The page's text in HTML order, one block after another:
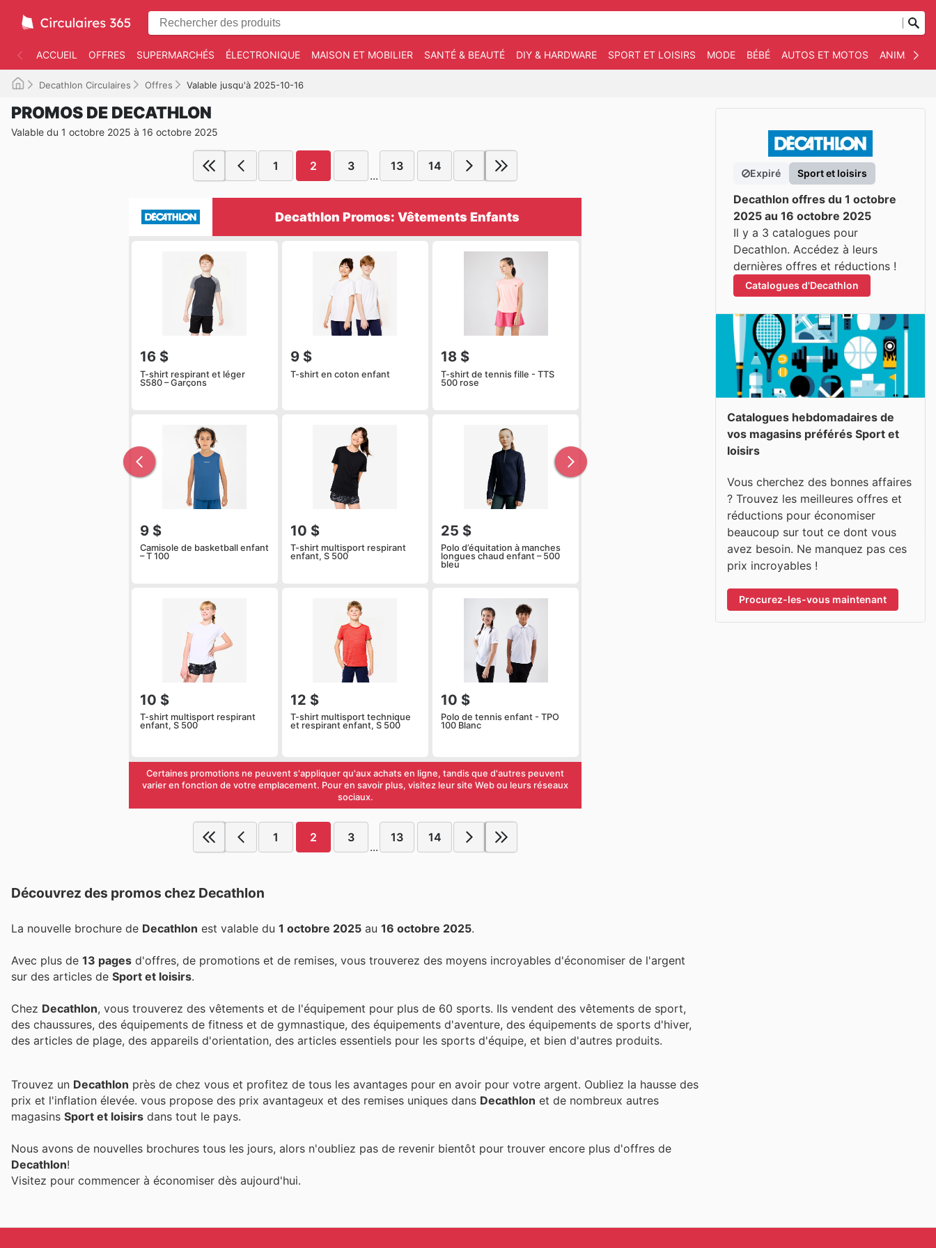
ACCUEIL OFFRES SUPERMARCHÉS ÉLECTRONIQUE MAISON ET MOBILIER SANTÉ & BEAUTÉ DIY & HARDWARE SPORT ET LOISIRS MODE BÉBÉ AUTOS ET MOTOS ANIMAUX
Decathlon Circulaires Offres Valable jusqu'à 2025-10-16
PROMOS DE DECATHLON
Valable du 1 octobre 2025 à 16 octobre 2025
1 2 3
...
13 14
Decathlon Promos: Vêtements Enfants
16 $
T-shirt respirant et léger
S580 – Garçons
9 $
T-shirt en coton enfant
18 $
T-shirt de tennis fille - TTS
500 rose
9 $
Camisole de basketball enfant
– T 100
10 $
T-shirt multisport respirant
enfant, S 500
25 $
Polo d’équitation à manches
longues chaud enfant – 500
bleu
10 $
T-shirt multisport respirant
enfant, S 500
12 $
T-shirt multisport technique
et respirant enfant, S 500
10 $
Polo de tennis enfant - TPO
100 Blanc
Certaines promotions ne peuvent s'appliquer qu'aux achats en ligne, tandis que d'autres peuvent
varier en fonction de votre emplacement. Pour en savoir plus, visitez leur site Web ou leurs réseaux
sociaux.
1 2 3
...
13 14
Découvrez des promos chez Decathlon
La nouvelle brochure de Decathlon est valable du 1 octobre 2025 au 16 octobre 2025.
Avec plus de 13 pages d'offres, de promotions et de remises, vous trouverez des moyens incroyables d'économiser de l'argent
sur des articles de Sport et loisirs.
Chez Decathlon, vous trouverez des vêtements et de l'équipement pour plus de 60 sports. Ils vendent des vêtements de sport,
des chaussures, des équipements de fitness et de gymnastique, des équipements d'aventure, des équipements de sports d'hiver,
des articles de plage, des appareils d'orientation, des articles essentiels pour les sports d'équipe, et bien d'autres produits.
Trouvez un Decathlon près de chez vous et profitez de tous les avantages pour en avoir pour votre argent. Oubliez la hausse des
prix et l'inflation élevée. vous propose des prix avantageux et des remises uniques dans Decathlon et de nombreux autres
magasins Sport et loisirs dans tout le pays.
Nous avons de nouvelles brochures tous les jours, alors n'oubliez pas de revenir bientôt pour trouver encore plus d'offres de
Decathlon!
Visitez pour commencer à économiser dès aujourd'hui.
Expiré Sport et loisirs
Decathlon offres du 1 octobre
2025 au 16 octobre 2025
Il y a 3 catalogues pour
Decathlon. Accédez à leurs
dernières offres et réductions !
Catalogues d'Decathlon
Catalogues hebdomadaires de
vos magasins préférés Sport et
loisirs
Vous cherchez des bonnes affaires
? Trouvez les meilleures offres et
réductions pour économiser
beaucoup sur tout ce dont vous
avez besoin. Ne manquez pas ces
prix incroyables !
Procurez-les-vous maintenant